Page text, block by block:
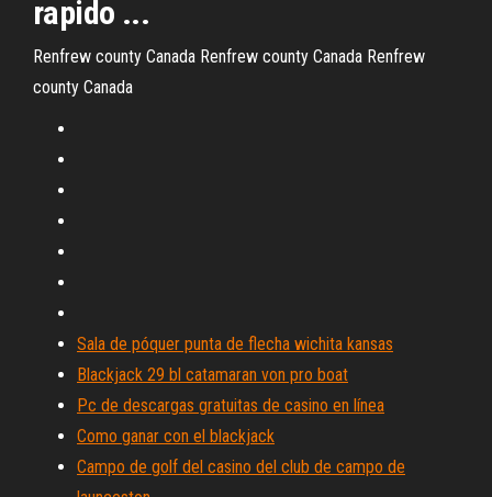
rapido ...
Renfrew county Canada Renfrew county Canada Renfrew
county Canada
Sala de póquer punta de flecha wichita kansas
Blackjack 29 bl catamaran von pro boat
Pc de descargas gratuitas de casino en línea
Como ganar con el blackjack
Campo de golf del casino del club de campo de